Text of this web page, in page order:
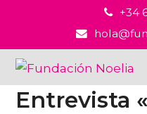
+34
Entrevista